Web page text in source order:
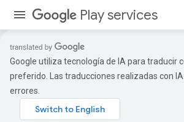
Play services
Google utiliza tecnología de IA para traducir
preferido. Las traducciones realizadas con
errores.